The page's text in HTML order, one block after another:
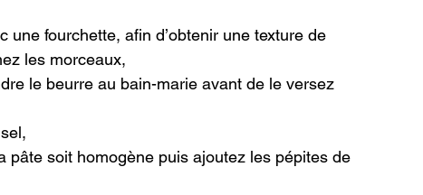
fourchette, afin d’obtenir une texture de
les morceaux,
le beurre au bain-marie avant de le versez
pâte soit homogène puis ajoutez les pépites de